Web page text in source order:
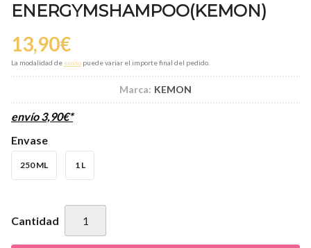
ENERGYMSHAMPOO(KEMON)
13,90€
La modalidad de envío puede variar el importe final del pedido.
Marca: KEMON
envío3,90€*
Envase
250 ML 1 L
Cantidad